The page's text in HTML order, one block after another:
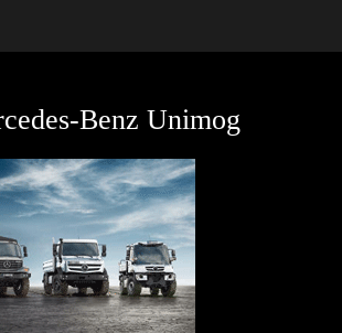
Benz Unimog